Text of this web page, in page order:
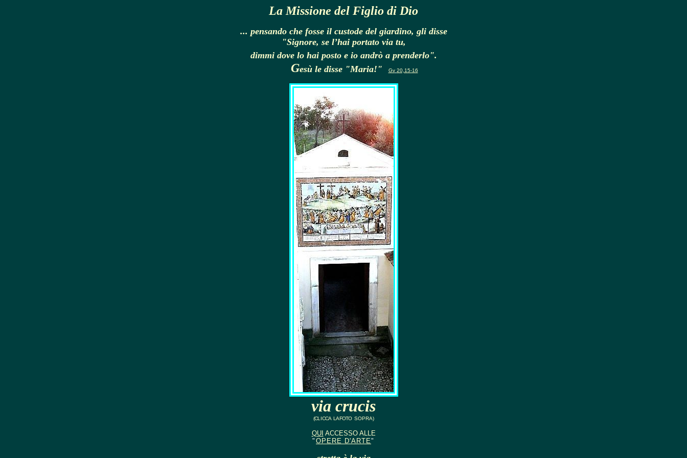
La Missione del Figlio di Dio
... pensando che fosse il custode del giardino, gli disse
"Signore, se l’hai portato via tu,
dimmi dove lo hai posto e io andrò a prenderlo".
Gesù le disse "Maria!" Gv 20,15-16
via crucis
(CLICCA LA FOTO SOPRA)
QUI ACCESSO ALLE
" OPERE D'ARTE"